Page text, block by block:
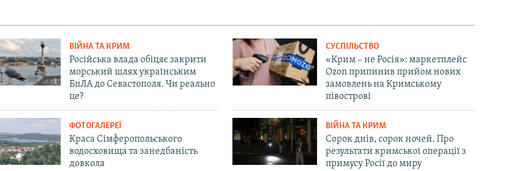
ВІЙНА ТА КРИМ
Російська влада обіцяє закрити
морський шлях українським
БпЛА до Севастополя. Чи реально
це?
СУСПІЛЬСТВО
«Крим – не Росія»: маркетплейс
Ozon припинив прийом нових
замовлень на Кримському
півострові
ФОТОГАЛЕРЕЇ
Краса Сімферопольського
водосховища та занедбаність
довкола
ВІЙНА ТА КРИМ
Сорок днів, сорок ночей. Про
результати кримської операції з
примусу Росії до миру